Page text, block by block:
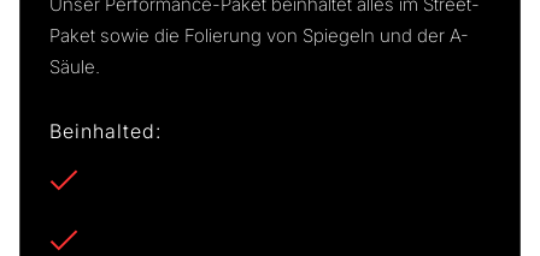
Unser Performance-Paket beinhaltet alles im Street-
Paket sowie die Folierung von Spiegeln und der A-
Säule.
Beinhalted: